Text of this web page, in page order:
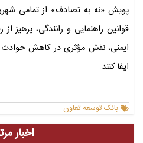
پویش «نه به تصادف» از تمامی
قوانین راهنمایی و رانندگی، پرهیز
ایمنی، نقش مؤثری در کاهش
ایفا کنند.
بانک توسعه تعاون
اخبار